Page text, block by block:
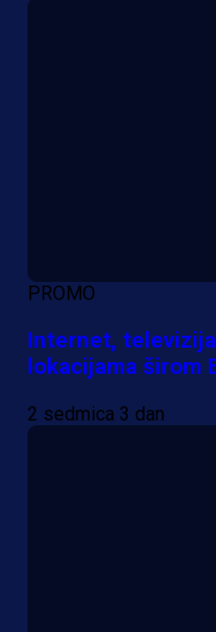
PROMO
Internet,
lokacijama širom
2 sedmica 3 dan